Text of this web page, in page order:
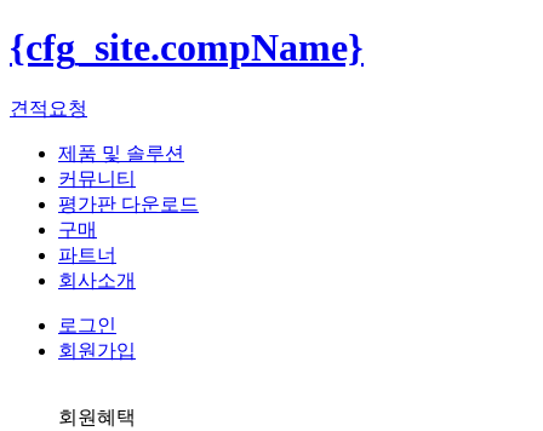
{cfg_site.compName}
견적요청
제품 및 솔루션
커뮤니티
평가판 다운로드
구매
파트너
회사소개
로그인
회원가입
회원혜택